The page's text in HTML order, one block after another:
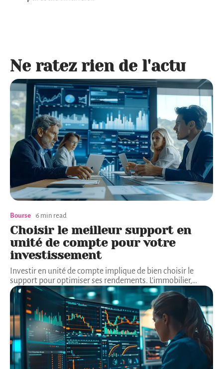
Ne ratez rien de l'actu
Bourse 6 min read
Choisir le meilleur support en
unité de compte pour votre
investissement
Investir en unité de compte implique de bien choisir le
support pour optimiser ses rendements. L'immobilier,…